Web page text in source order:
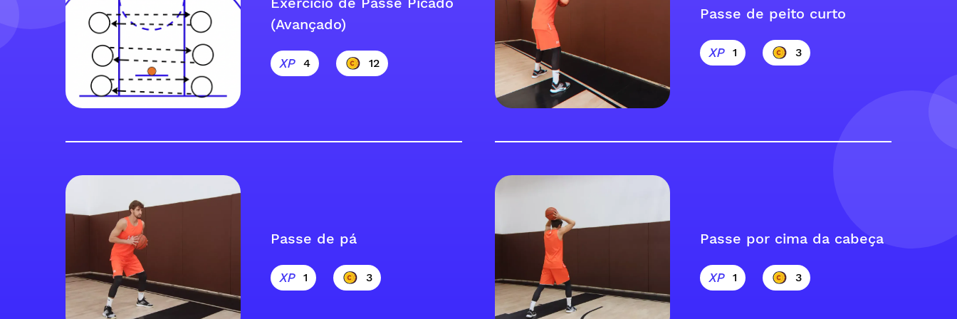
(Avançado)
4 12
Passe de peito curto
1 3
Passe de pá
1 3
Passe por cima da cabeça
1 3